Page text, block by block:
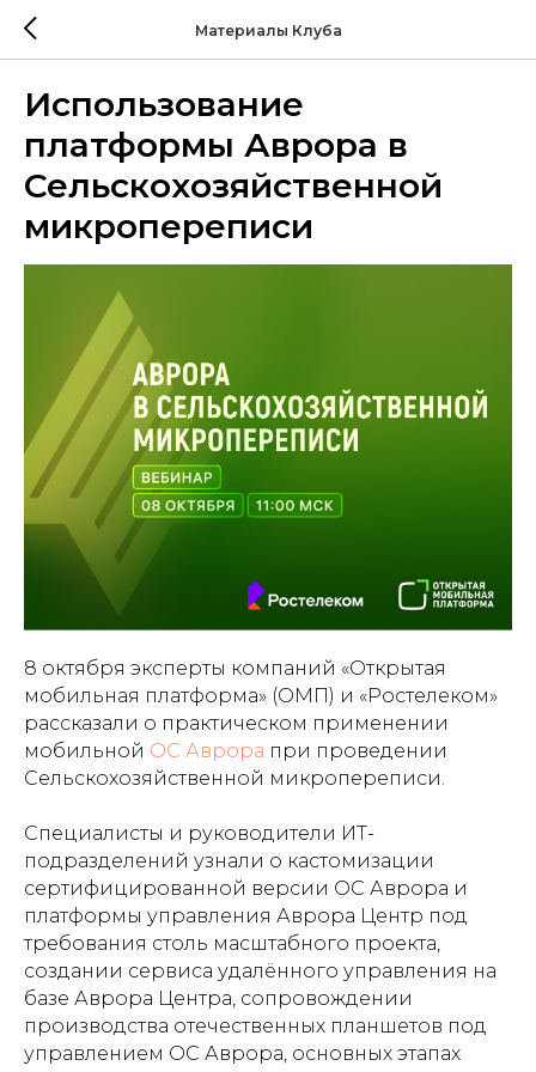
Материалы Клуба
Использование
платформы Аврора в
Сельскохозяйственной
микропереписи
8 октября эксперты компаний «Открытая
мобильная платформа» (ОМП) и «Ростелеком»
рассказали о практическом применении
мобильной ОС Аврора при проведении
Сельскохозяйственной микропереписи.
Специалисты и руководители ИТ-
подразделений узнали о кастомизации
сертифицированной версии ОС Аврора и
платформы управления Аврора Центр под
требования столь масштабного проекта,
создании сервиса удалённого управления на
базе Аврора Центра, сопровождении
производства отечественных планшетов под
управлением ОС Аврора, основных этапах